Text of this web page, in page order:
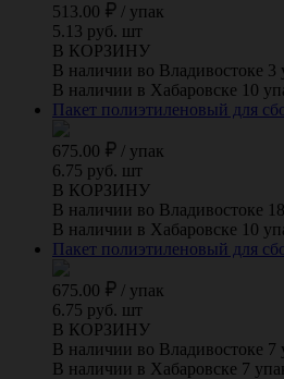
513.00 / упак
5.13 руб. шт
В КОРЗИНУ
В наличии во Владивостоке 3
В наличии в Хабаровске 10
Пакет полиэтиленовый для
675.00 / упак
6.75 руб. шт
В КОРЗИНУ
В наличии во Владивостоке
В наличии в Хабаровске 10
Пакет полиэтиленовый для
675.00 / упак
6.75 руб. шт
В КОРЗИНУ
В наличии во Владивостоке 7
В наличии в Хабаровске 7